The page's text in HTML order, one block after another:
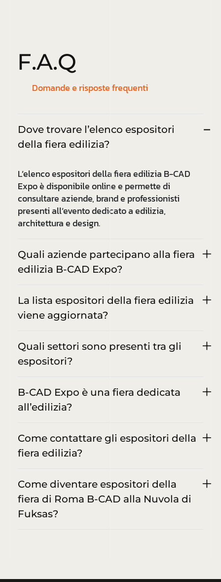
F.A.Q
Domande e risposte frequenti
Dove trovare l’elenco espositori
della fiera edilizia?
L’elenco espositori della fiera edilizia B-CAD
Expo è disponibile online e permette di
consultare aziende, brand e professionisti
presenti all’evento dedicato a edilizia,
architettura e design.
Quali aziende partecipano alla fiera
edilizia B-CAD Expo?
La lista espositori della fiera edilizia
viene aggiornata?
Quali settori sono presenti tra gli
espositori?
B-CAD Expo è una fiera dedicata
all’edilizia?
Come contattare gli espositori della
fiera edilizia?
Come diventare espositori della
fiera di Roma B-CAD alla Nuvola di
Fuksas?